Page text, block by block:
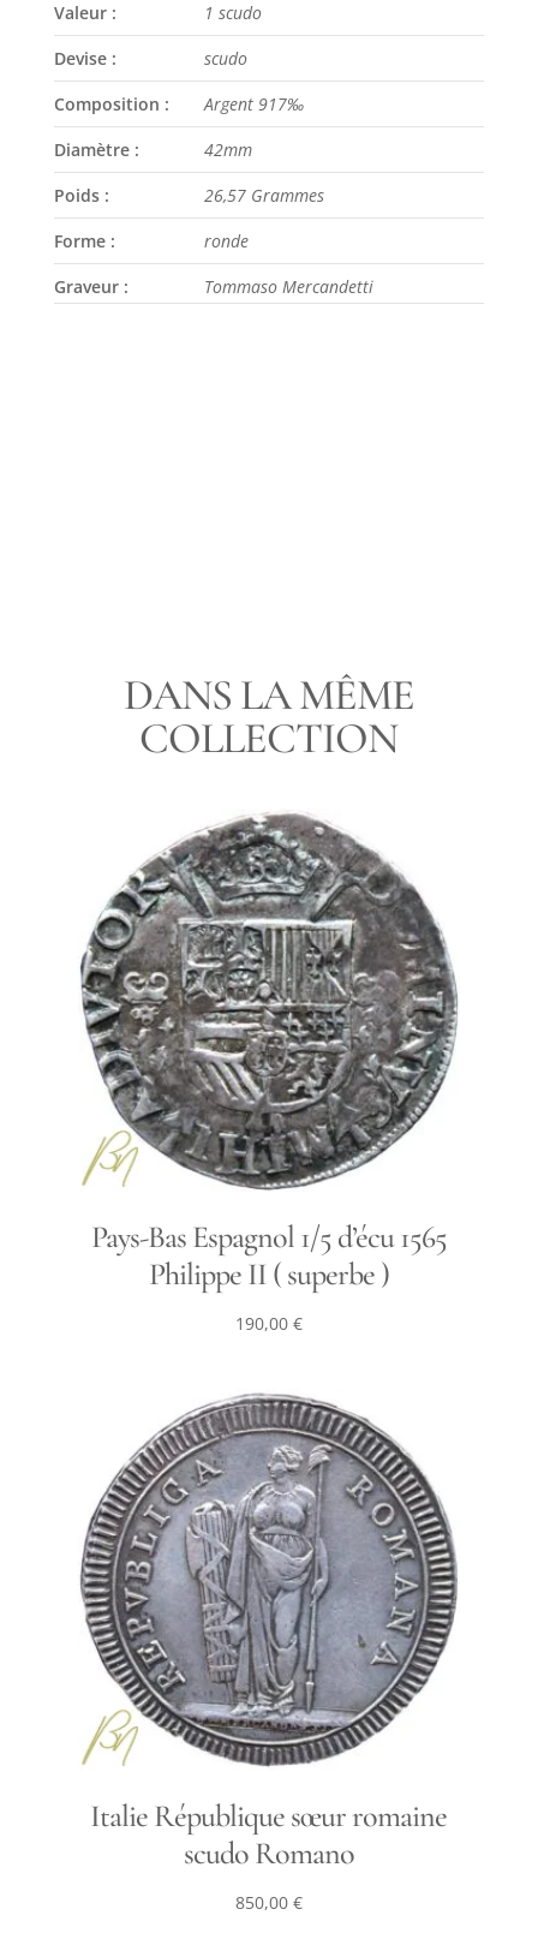
Valeur :
1 scudo
Devise :
scudo
Composition :
Argent 917‰
Diamètre :
42mm
Poids :
26,57 Grammes
Forme :
ronde
Graveur :
Tommaso Mercandetti
DANS LA MÊME
COLLECTION
Pays-Bas Espagnol 1/5 d’écu 1565
Philippe II ( superbe )
190,00 €
Italie République sœur romaine
scudo Romano
850,00 €